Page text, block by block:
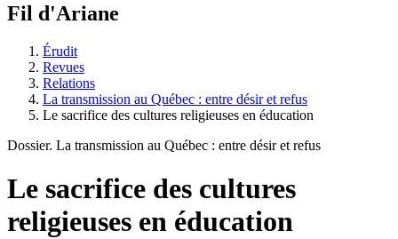
Fil d'Ariane
Érudit
Revues
Relations
La transmission au Québec : entre désir et refus
Le sacrifice des cultures religieuses en éducation
Dossier. La transmission au Québec : entre désir et refus
Le sacrifice des cultures
religieuses en éducation